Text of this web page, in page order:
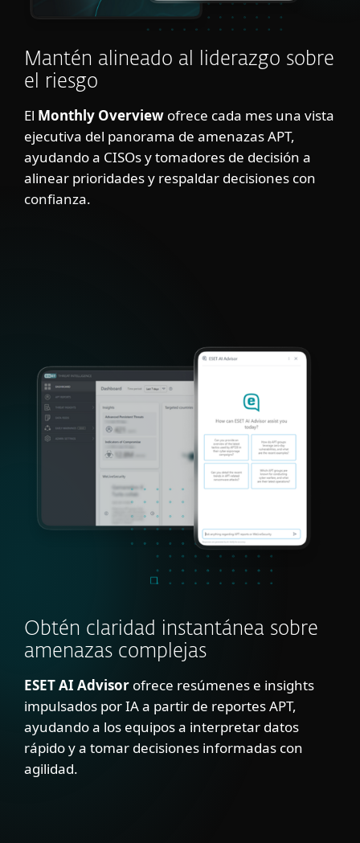
Mantén alineado al liderazgo sobre
el riesgo
El Monthly Overview ofrece cada mes una vista
ejecutiva del panorama de amenazas APT,
ayudando a CISOs y tomadores de decisión a
alinear prioridades y respaldar decisiones con
confianza.
Obtén claridad instantánea sobre
amenazas complejas
ESET AI Advisor ofrece resúmenes e insights
impulsados por IA a partir de reportes APT,
ayudando a los equipos a interpretar datos
rápido y a tomar decisiones informadas con
agilidad.